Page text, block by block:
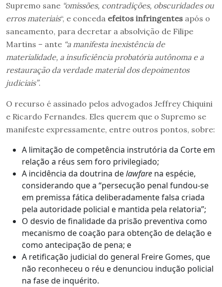
Supremo sane “omissões, contradições, obscuridades ou
erros materiais“, e conceda efeitos infringentes após o
saneamento, para decretar a absolvição de Filipe
Martins – ante “a manifesta inexistência de
materialidade, a insuficiência probatória autônoma e a
restauração da verdade material dos depoimentos
judiciais”.
O recurso é assinado pelos advogados Jeffrey Chiquini
e Ricardo Fernandes. Eles querem que o Supremo se
manifeste expressamente, entre outros pontos, sobre:
A limitação de competência instrutória da Corte em
relação a réus sem foro privilegiado;
A incidência da doutrina delawfare na espécie,
considerando que a “persecução penal fundou-se
em premissa fática deliberadamente falsa criada
pela autoridade policial e mantida pela relatoria”;
O desvio de finalidade da prisão preventiva como
mecanismo de coação para obtenção de delação e
como antecipação de pena; e
A retificação judicial do general Freire Gomes, que
não reconheceu o réu e denunciou indução policial
na fase de inquérito.